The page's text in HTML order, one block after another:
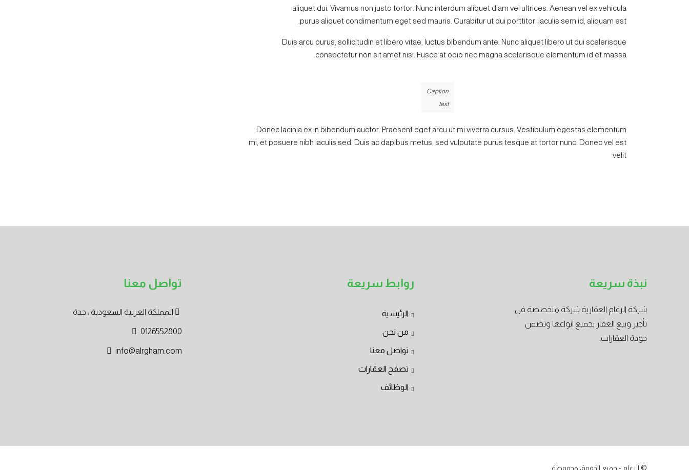
aliquet dui. Vivamus non justo tortor. Nunc interdum aliquet diam vel ultrices. Aenean vel ex vehicula
purus aliquet condimentum eget sed mauris. Curabitur ut dui porttitor, iaculis sem id, aliquam est.
Duis arcu purus, sollicitudin et libero vitae, luctus bibendum ante. Nunc aliquet libero ut dui scelerisque
consectetur non sit amet nisi. Fusce at odio nec magna scelerisque elementum id et massa.
Caption
text
Donec lacinia ex in bibendum auctor. Praesent eget arcu ut mi viverra cursus. Vestibulum egestas elementum
mi, et posuere nibh iaculis sed. Duis ac dapibus metus, sed vulputate purus tesque at tortor nunc. Donec vel est
velit
نبذة سريعة
شركة الرغام العقارية شركة متخصصة في
تأجير وبيع العقار بجميع انواعها وتضمن
جودة العقارات.
روابط سريعة
الرئيسية
من نحن
تواصل معنا
تصفح العقارات
الوظائف
تواصل معنا
المملكة العربية السعودية ، جدة
0126552800
info@alrgham.com
© الرغام - جميع الحقوق محفوظة